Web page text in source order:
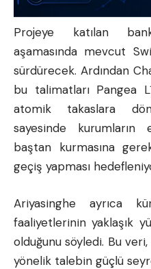
Projeye katılan
aşamasında mevcut
sürdürecek. Ardından
bu talimatları Pangea
atomik takaslara
sayesinde
baştan kurmasına
geçiş yapması
Ariyasinghe ayrıca
faaliyetlerinin yaklaşık
olduğunu söyledi. Bu
yönelik talebin güçlü